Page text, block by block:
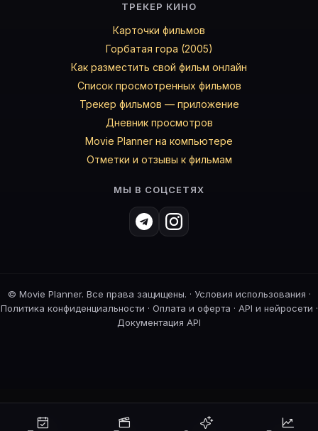
ТРЕКЕР КИНО
Карточки фильмов
Горбатая гора (2005)
Как разместить свой фильм онлайн
Список просмотренных фильмов
Трекер фильмов — приложение
Дневник просмотров
Movie Planner на компьютере
Отметки и отзывы к фильмам
МЫ В СОЦСЕТЯХ
© Movie Planner. Все права защищены. · Условия использования ·
Политика конфиденциальности · Оплата и оферта · API и нейросети ·
Документация API